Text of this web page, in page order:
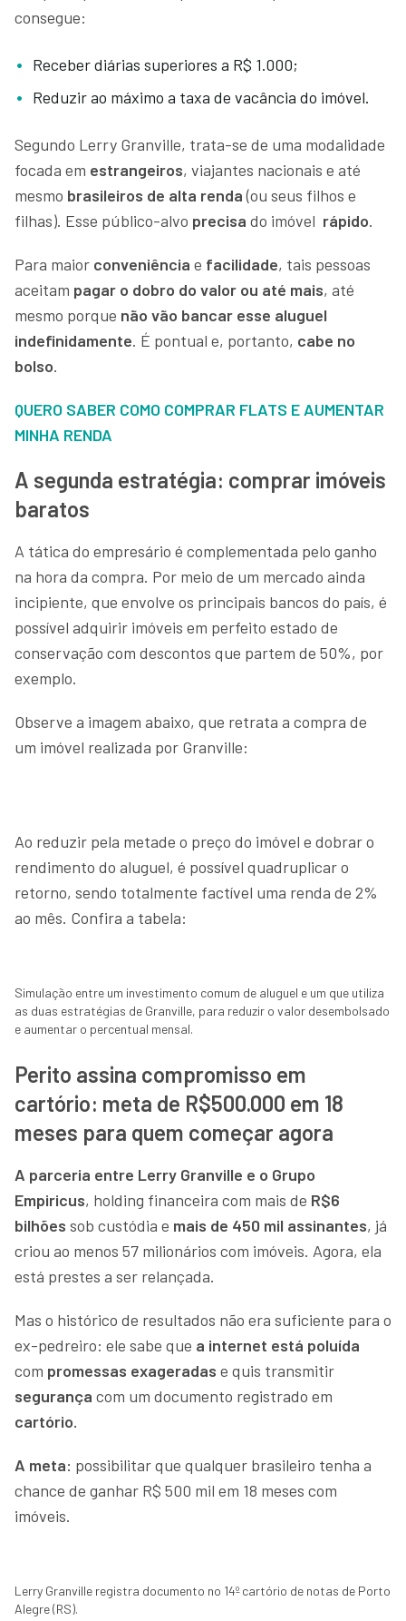
consegue:
Receber diárias superiores a R$ 1.000;
Reduzir ao máximo a taxa de vacância do imóvel.
Segundo Lerry Granville, trata-se de uma modalidade
focada em estrangeiros, viajantes nacionais e até
mesmo brasileiros de alta renda(ou seus filhos e
filhas). Esse público-alvo precisa do imóvel rápido.
Para maior conveniência e facilidade, tais pessoas
aceitam pagar o dobro do valor ou até mais, até
mesmo porque não vão bancar esse aluguel
indefinidamente. É pontual e, portanto, cabe no
bolso.
QUERO SABER COMO COMPRAR FLATS E AUMENTAR
MINHA RENDA
A segunda estratégia: comprar imóveis
baratos
A tática do empresário é complementada pelo ganho
na hora da compra. Por meio de um mercado ainda
incipiente, que envolve os principais bancos do país, é
possível adquirir imóveis em perfeito estado de
conservação com descontos que partem de 50%, por
exemplo.
Observe a imagem abaixo, que retrata a compra de
um imóvel realizada por Granville:
Ao reduzir pela metade o preço do imóvel e dobrar o
rendimento do aluguel, é possível quadruplicar o
retorno, sendo totalmente factível uma renda de 2%
ao mês. Confira a tabela:
Simulação entre um investimento comum de aluguel e um que utiliza
as duas estratégias de Granville, para reduzir o valor desembolsado
e aumentar o percentual mensal.
Perito assina compromisso em
cartório: meta de R$500.000 em 18
meses para quem começar agora
A parceria entre Lerry Granville e o Grupo
Empiricus, holding financeira com mais de R$6
bilhões sob custódia e mais de 450 mil assinantes, já
criou ao menos 57 milionários com imóveis. Agora, ela
está prestes a ser relançada.
Mas o histórico de resultados não era suficiente para o
ex-pedreiro: ele sabe que a internet está poluída
com promessas exageradas e quis transmitir
segurança com um documento registrado em
cartório.
A meta: possibilitar que qualquer brasileiro tenha a
chance de ganhar R$ 500 mil em 18 meses com
imóveis.
Lerry Granville registra documento no 14º cartório de notas de Porto
Alegre (RS).